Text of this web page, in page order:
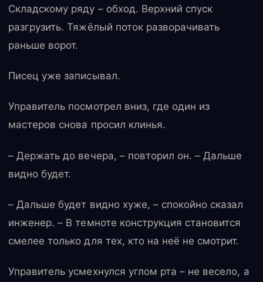
Складскому ряду – обход. Верхний спуск
разгрузить. Тяжёлый поток разворачивать
раньше ворот.
Писец уже записывал.
Управитель посмотрел вниз, где один из
мастеров снова просил клинья.
– Держать до вечера, – повторил он. – Дальше
видно будет.
– Дальше будет видно хуже, – спокойно сказал
инженер. – В темноте конструкция становится
смелее только для тех, кто на неё не смотрит.
Управитель усмехнулся углом рта – не весело, а